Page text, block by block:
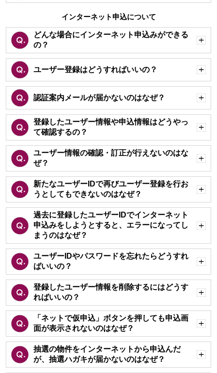
く
インターネット申込について
どんな場合にインターネット申込みができる
の？
く
ユーザー登録はどうすればいいの？
く
認証案内メールが届かないのはなぜ？
く
登録したユーザー情報や申込情報はどうやっ
て確認するの？
く
ユーザー情報の確認・訂正が行えないのはな
ぜ？
く
新たなユーザーIDで再びユーザー登録を行お
うとしてもできないのはなぜ？
く
過去に登録したユーザーIDでインターネット
申込みをしようとすると、エラーになってし
まうのはなぜ？
ユーザーIDやパスワードを忘れたらどうすれ
ばいいの？
く
登録したユーザー情報を削除するにはどうす
ればいいの？
く
「ネットで仮申込」ボタンを押しても申込画
面が表示されないのはなぜ？
く
抽選の物件をインターネットから申込んだ
が、抽選ハガキが届かないのはなぜ？
く